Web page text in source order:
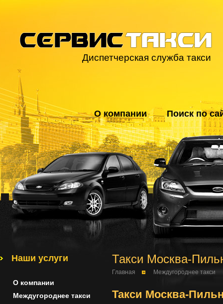
Диспетчерская служба такси
О компании Поиск по
Наши услуги
О компании
Междугороднее такси
Такси Москва-
Главная Междугороднее такси
Такси Москва-